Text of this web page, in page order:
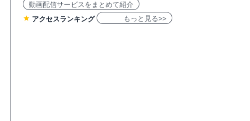
動画配信サービスをまとめて紹介
アクセスランキング
もっと見る>>